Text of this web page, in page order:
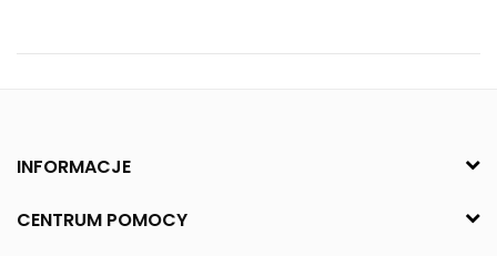
INFORMACJE
CENTRUM POMOCY